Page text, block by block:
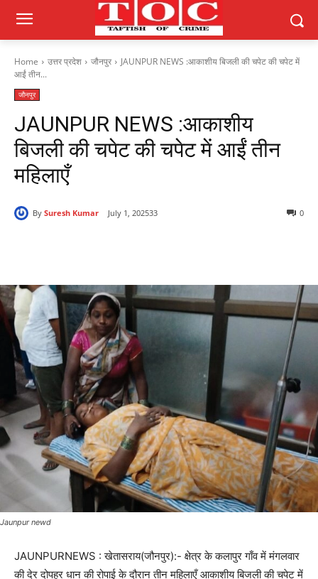
Home उत्तर प्रदेश जौनपुर
JAUNPUR NEWS :आकाशीय बिजली की चपेट की चपेट में
आईं तीन...
जौनपुर
JAUNPUR NEWS :आकाशीय
बिजली की चपेट की चपेट में आईं तीन
महिलाएँ
By Suresh Kumar July 1, 2025 0
33
Jaunpur newd
JAUNPURNEWS : खेतासराय(जौनपुर):- क्षेत्र के कलापुर गाँव में मंगलवार
की देर दोपहर धान की रोपाई के दौरान तीन महिलाएँ आकाशीय बिजली की चपेट में